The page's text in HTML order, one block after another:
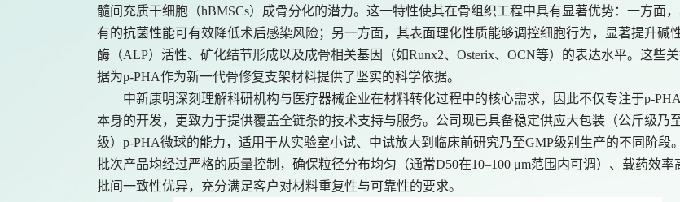
髓间充质干细胞（hBMSCs）成骨分化的潜力。这一特性使其在骨组织工程中具有显著优势：一方面，
有的抗菌性能可有效降低术后感染风险；另一方面，其表面理化性质能够调控细胞行为，显著提升碱
酶（ALP）活性、矿化结节形成以及成骨相关基因（如Runx2、Osterix、OCN等）的表达水平。这些
据为p-PHA作为新一代骨修复支架材料提供了坚实的科学依据。
中新康明深刻理解科研机构与医疗器械企业在材料转化过程中的核心需求，因此不仅专注于p-
本身的开发，更致力于提供覆盖全链条的技术支持与服务。公司现已具备稳定供应大包装（公斤级乃
级）p-PHA微球的能力，适用于从实验室小试、中试放大到临床前研究乃至GMP级别生产的不同阶段
批次产品均经过严格的质量控制，确保粒径分布均匀（通常D50在10–100 μm范围内可调）、载药效率
批间一致性优异，充分满足客户对材料重复性与可靠性的要求。